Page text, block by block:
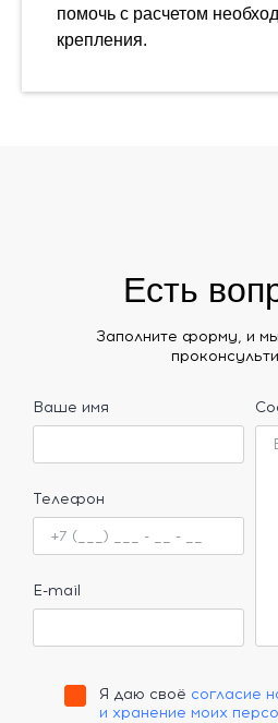
помочь с расчетом
крепления.
Есть
Заполните форму, и
Ваше имя
Телефон
E-mail
Я даю своё согласие
и хранение моих